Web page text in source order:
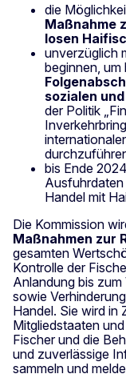
die
Maßnahme
losen
unverzüglich
beginnen, um
sozialen und
der Politik
bis Ende
Ausfuhrdaten
Handel mit
Die Kommission
Maßnahmen zur
gesamten
Kontrolle der
Anlandung bis
sowie
Handel. Sie wird in
Mitgliedstaaten
Fischer und die
und zuverlässige
sammeln und